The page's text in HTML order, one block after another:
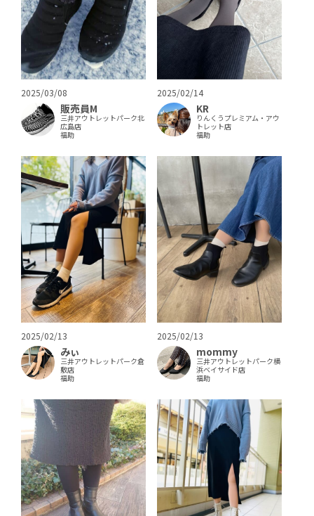
2025/03/08
販売員M
三井アウトレットパーク北
広島店
福助
2025/02/14
KR
りんくうプレミアム・アウ
トレット店
福助
2025/02/13
みぃ
三井アウトレットパーク倉
敷店
福助
2025/02/13
mommy
三井アウトレットパーク横
浜ベイサイド店
福助